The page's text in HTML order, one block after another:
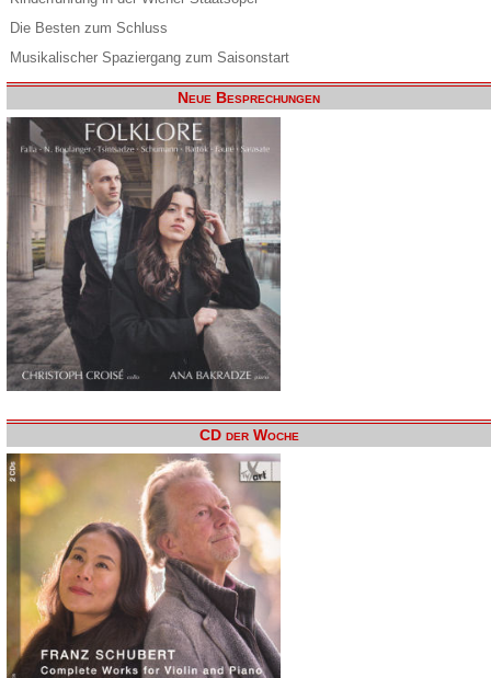
Die Besten zum Schluss
Musikalischer Spaziergang zum Saisonstart
Neue Besprechungen
CD der Woche